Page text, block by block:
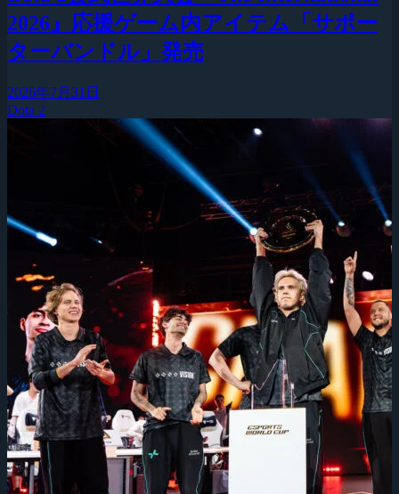
2026』応援ゲーム内アイテム「サポー
ターバンドル」発売
2026年7月31日
Dota 2